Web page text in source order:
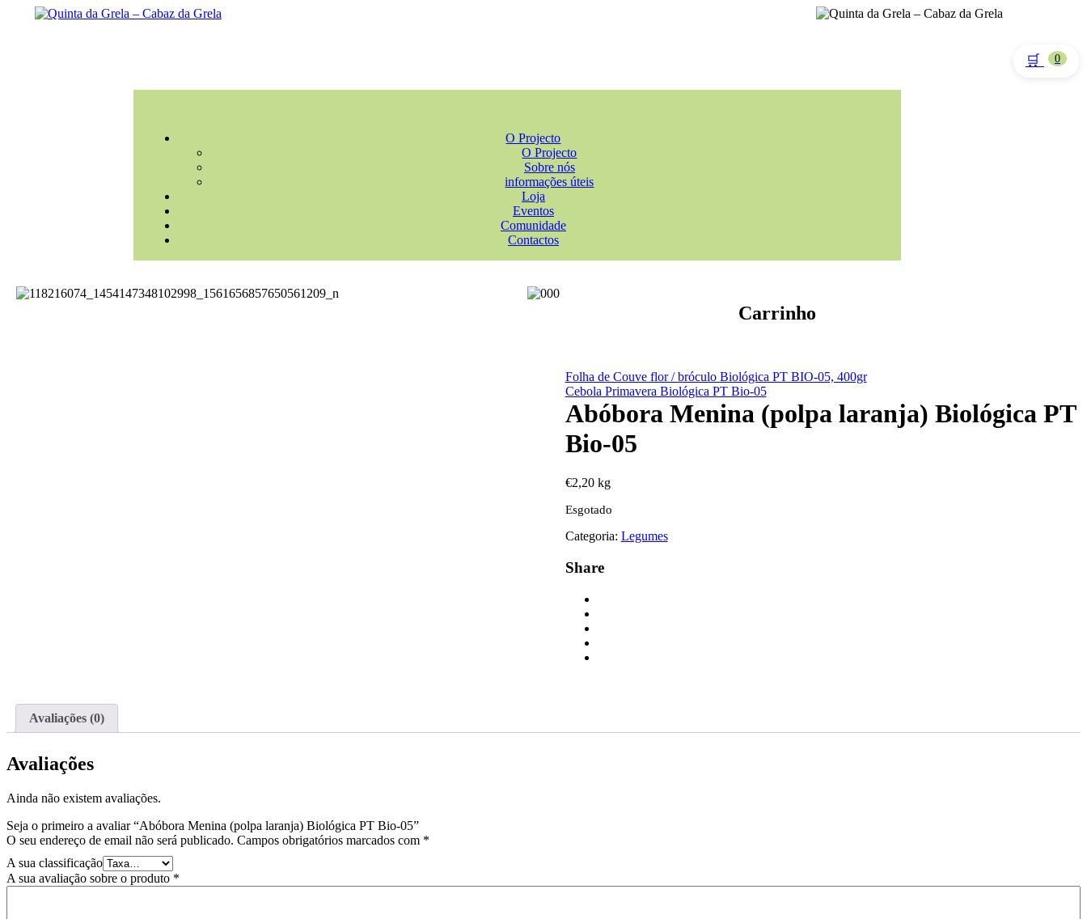
🛒 0
O Projecto
O Projecto
Sobre nós
informações úteis
Loja
Eventos
Comunidade
Contactos
Carrinho
Folha de Couve flor / bróculo Biológica PT BIO-05, 400gr
Cebola Primavera Biológica PT Bio-05
Abóbora Menina (polpa laranja) Biológica PT
Bio-05
€2,20 kg
Esgotado
Categoria: Legumes
Share
Avaliações (0)
Avaliações
Ainda não existem avaliações.
Seja o primeiro a avaliar “Abóbora Menina (polpa laranja) Biológica PT Bio-05”
O seu endereço de email não será publicado. Campos obrigatórios marcados com *
A sua classificação
A sua avaliação sobre o produto *